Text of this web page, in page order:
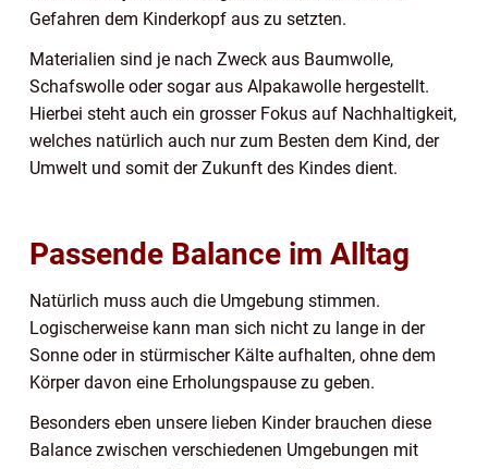
Gefahren dem Kinderkopf aus zu setzten.
Materialien sind je nach Zweck aus Baumwolle,
Schafswolle oder sogar aus Alpakawolle hergestellt.
Hierbei steht auch ein grosser Fokus auf Nachhaltigkeit,
welches natürlich auch nur zum Besten dem Kind, der
Umwelt und somit der Zukunft des Kindes dient.
Passende Balance im Alltag
Natürlich muss auch die Umgebung stimmen.
Logischerweise kann man sich nicht zu lange in der
Sonne oder in stürmischer Kälte aufhalten, ohne dem
Körper davon eine Erholungspause zu geben.
Besonders eben unsere lieben Kinder brauchen diese
Balance zwischen verschiedenen Umgebungen mit